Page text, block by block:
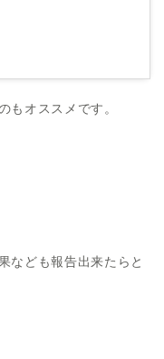
もオススメです。
なども報告出来たらと